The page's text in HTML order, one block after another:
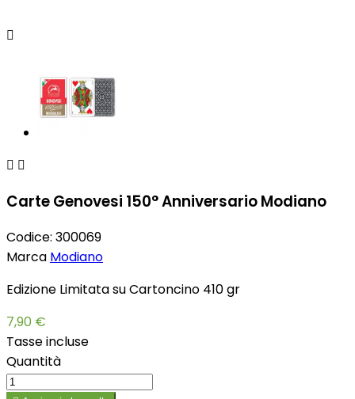

 
Carte Genovesi 150° Anniversario Modiano
Codice: 300069
Marca Modiano
Edizione Limitata su Cartoncino 410 gr
7,90 €
Tasse incluse
Quantità